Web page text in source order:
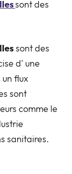
sont des
sont des
d' une
flux
sont
comme le
sanitaires.